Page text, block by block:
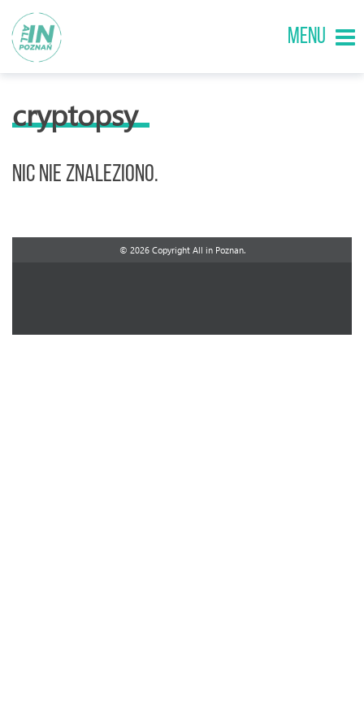
MENU
cryptopsy
Nic nie znaleziono.
© 2026 Copyright All in Poznan.